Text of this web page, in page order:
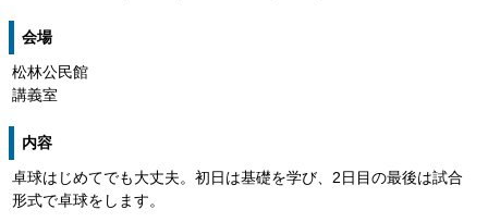
会場
松林公民館
講義室
内容
卓球はじめてでも大丈夫。初日は基礎を学び、2日目の最後は試合
形式で卓球をします。